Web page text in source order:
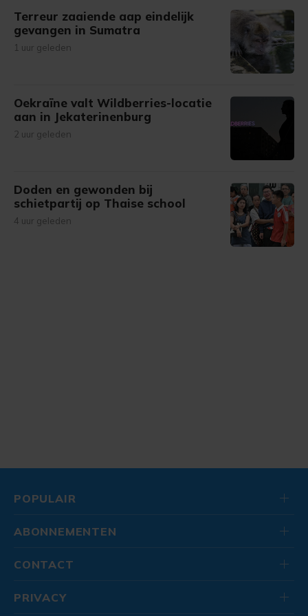
Terreur zaaiende aap eindelijk
gevangen in Sumatra
1 uur geleden
Oekraïne valt Wildberries-locatie
aan in Jekaterinenburg
2 uur geleden
Doden en gewonden bij
schietpartij op Thaise school
4 uur geleden
POPULAIR
ABONNEMENTEN
CONTACT
PRIVACY